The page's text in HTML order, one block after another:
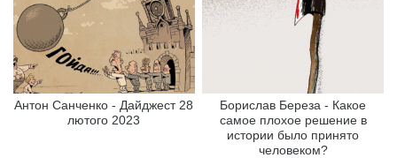
Антон Санченко - Дайджест 28
лютого 2023
Борислав Береза - Какое
самое плохое решение в
истории было принято
человеком?